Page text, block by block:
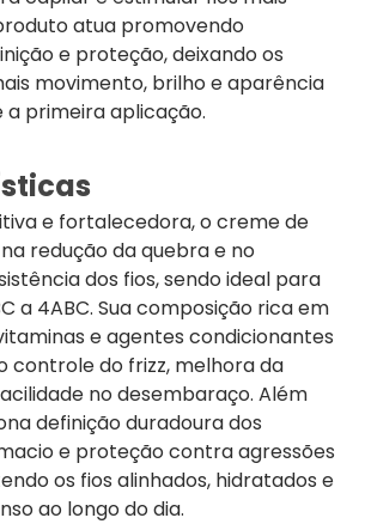
atua promovendo
e proteção, deixando os
movimento, brilho e aparência
a primeira aplicação.
e fortalecedora, o creme de
redução da quebra e no
dos fios, sendo ideal para
a 4ABC. Sua composição rica em
e agentes condicionantes
controle do frizz, melhora da
no desembaraço. Além
definição duradoura dos
e proteção contra agressões
os fios alinhados, hidratados e
ao longo do dia.